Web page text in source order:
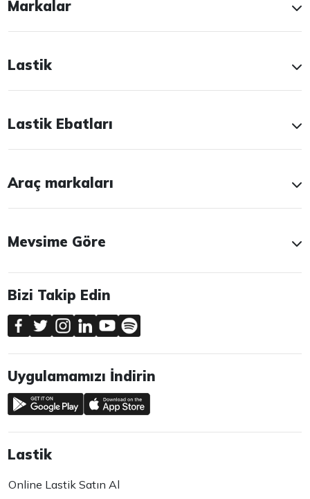
Markalar
Lastik
Lastik Ebatları
Araç markaları
Mevsime Göre
Bizi Takip Edin
Uygulamamızı İndirin
Lastik
Online Lastik Satın Al